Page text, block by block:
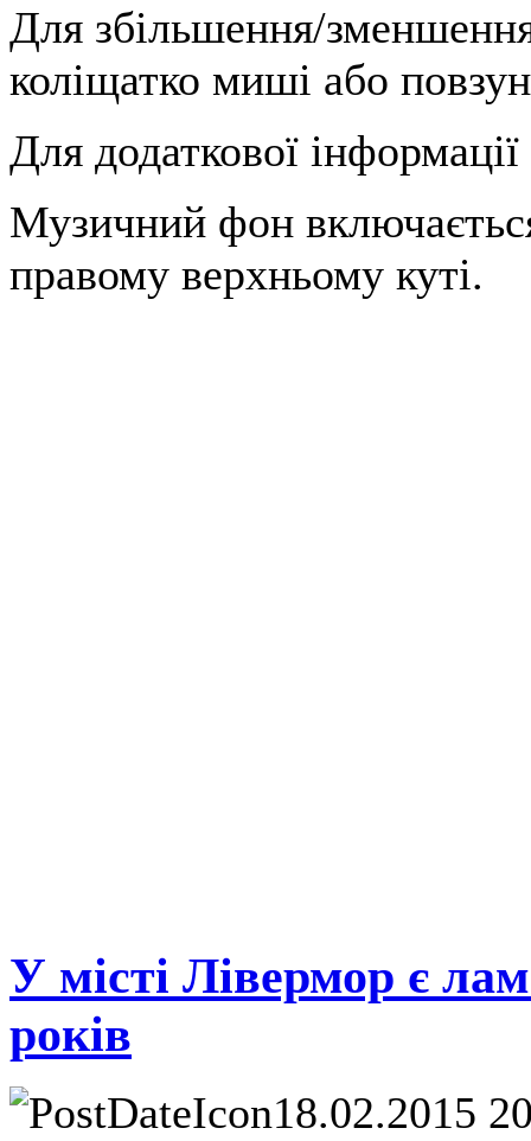
Для збільшення/
коліщатко миші або
Для додаткової
Музичний фон
правому верхньому куті.
У місті Лівермор є
років
18.02.2015